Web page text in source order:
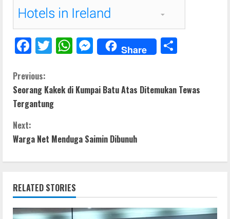
F
e
b
o
k
T
er
W
s
p
M
e
e
er
Share
e
C
o
n
t
i
n
u
Previous:
Seorang Kakek di Kumpai Batu Atas Ditemukan Tewas
Tergantung
Next:
Warga Net Menduga Saimin Dibunuh
RELATED STORIES